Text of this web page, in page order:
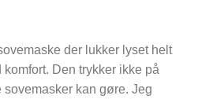
der lukker lyset helt
komfort. Den trykker ikke på
kan gøre. Jeg